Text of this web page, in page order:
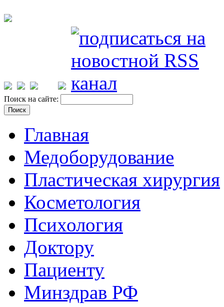
Поиск на сайте:
Главная
Медоборудование
Пластическая хирургия
Косметология
Психология
Доктору
Пациенту
Минздрав РФ